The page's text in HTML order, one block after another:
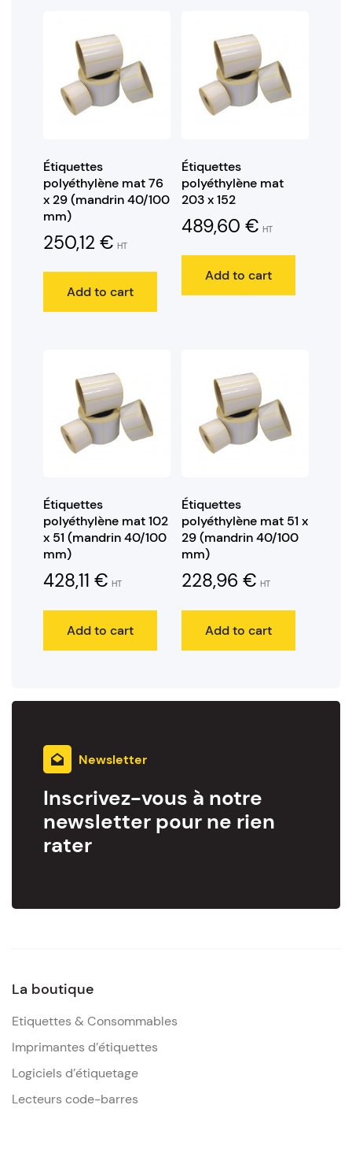
Étiquettes
polyéthylène mat 76
x 29 (mandrin 40/100
mm)
250,12 € HT
Add to cart
Étiquettes
polyéthylène mat
203 x 152
489,60 € HT
Add to cart
Étiquettes
polyéthylène mat 102
x 51 (mandrin 40/100
mm)
428,11 € HT
Add to cart
Étiquettes
polyéthylène mat 51 x
29 (mandrin 40/100
mm)
228,96 € HT
Add to cart
Newsletter
Inscrivez-vous à notre
newsletter pour ne rien
rater
La boutique
Etiquettes & Consommables
Imprimantes d’étiquettes
Logiciels d’étiquetage
Lecteurs code-barres